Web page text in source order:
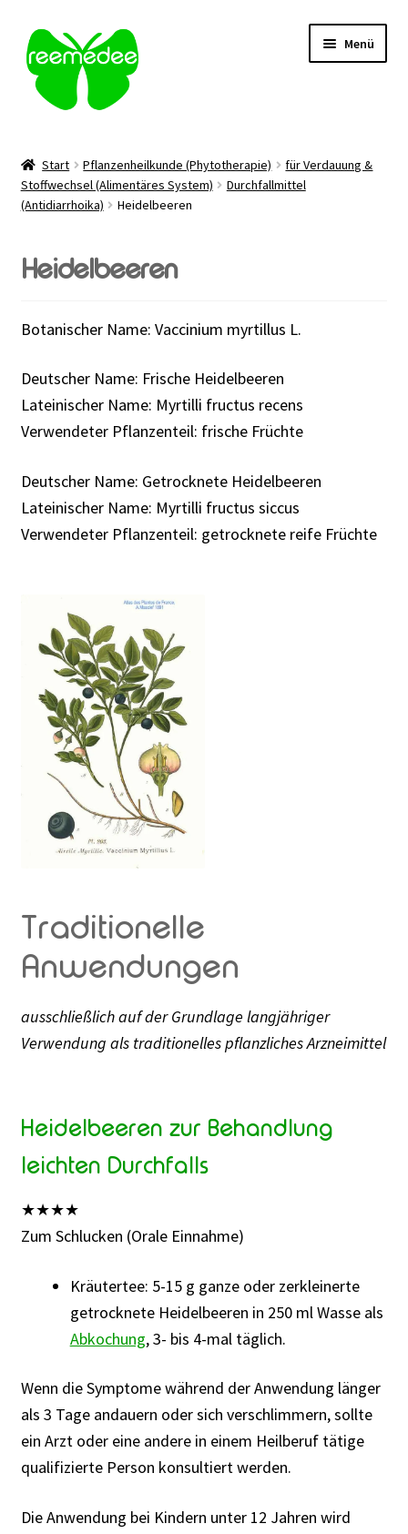
Zur
Navigation
springen
Zum
Inhalt
springen
Menü
Anwendungsgebiet
Sale
Über uns
Kontakt | FAQ
Rabattaktion
Start Pflanzenheilkunde (Phytotherapie)
für Verdauung &
Stoffwechsel (Alimentäres System)
Durchfallmittel
(Antidiarrhoika)
Heidelbeeren
Heidelbeeren
Botanischer Name: Vaccinium myrtillus L.
Deutscher Name: Frische Heidelbeeren
Lateinischer Name: Myrtilli fructus recens
Verwendeter Pflanzenteil: frische Früchte
Deutscher Name: Getrocknete Heidelbeeren
Lateinischer Name: Myrtilli fructus siccus
Verwendeter Pflanzenteil: getrocknete reife Früchte
Traditionelle
Anwendungen
ausschließlich auf der Grundlage langjähriger
Verwendung als traditionelles pflanzliches Arzneimittel
Heidelbeeren zur Behandlung
leichten Durchfalls
★★★★
Zum Schlucken (Orale Einnahme)
Kräutertee: 5-15 g ganze oder zerkleinerte
getrocknete Heidelbeeren in 250 ml Wasse als
Abkochung, 3- bis 4-mal täglich.
Wenn die Symptome während der Anwendung länger
als 3 Tage andauern oder sich verschlimmern, sollte
ein Arzt oder eine andere in einem Heilberuf tätige
qualifizierte Person konsultiert werden.
Die Anwendung bei Kindern unter 12 Jahren wird